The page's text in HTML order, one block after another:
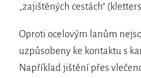
„zajištěných cestách“
Oproti ocelovým lanům
uzpůsobeny ke kontaktu s
Například jištění přes